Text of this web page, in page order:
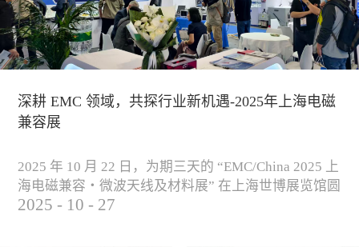
深耕 EMC 领域，共探行业新机遇-2025年上海电磁
兼容展
2025 年 10 月 22 日，为期三天的 “EMC/China 2025 上
海电磁兼容・微波天线及材料展” 在上海世博展览馆圆
满落下帷幕。作为电磁兼容领域的行业盛会，本届展
2025 - 10 - 27